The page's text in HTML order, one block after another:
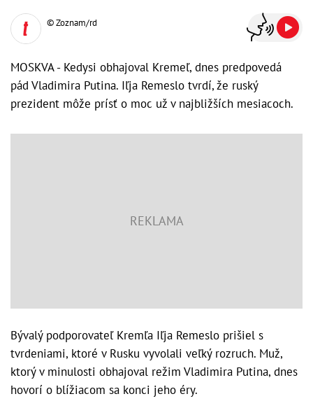
© Zoznam/rd
MOSKVA - Kedysi obhajoval Kremeľ, dnes predpovedá
pád Vladimira Putina. Iľja Remeslo tvrdí, že ruský
prezident môže prísť o moc už v najbližších mesiacoch.
Bývalý podporovateľ Kremľa Iľja Remeslo prišiel s
tvrdeniami, ktoré v Rusku vyvolali veľký rozruch. Muž,
ktorý v minulosti obhajoval režim Vladimira Putina, dnes
hovorí o blížiacom sa konci jeho éry.